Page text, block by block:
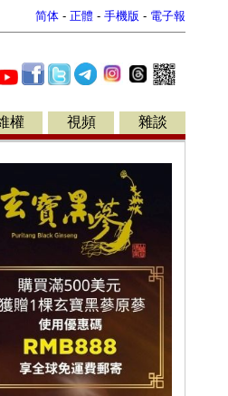
简体 - 正體 - 手機版 - 電子報
權 視頻 雜談